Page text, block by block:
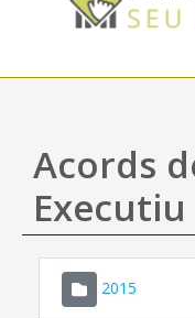
Acords
Executiu
2015